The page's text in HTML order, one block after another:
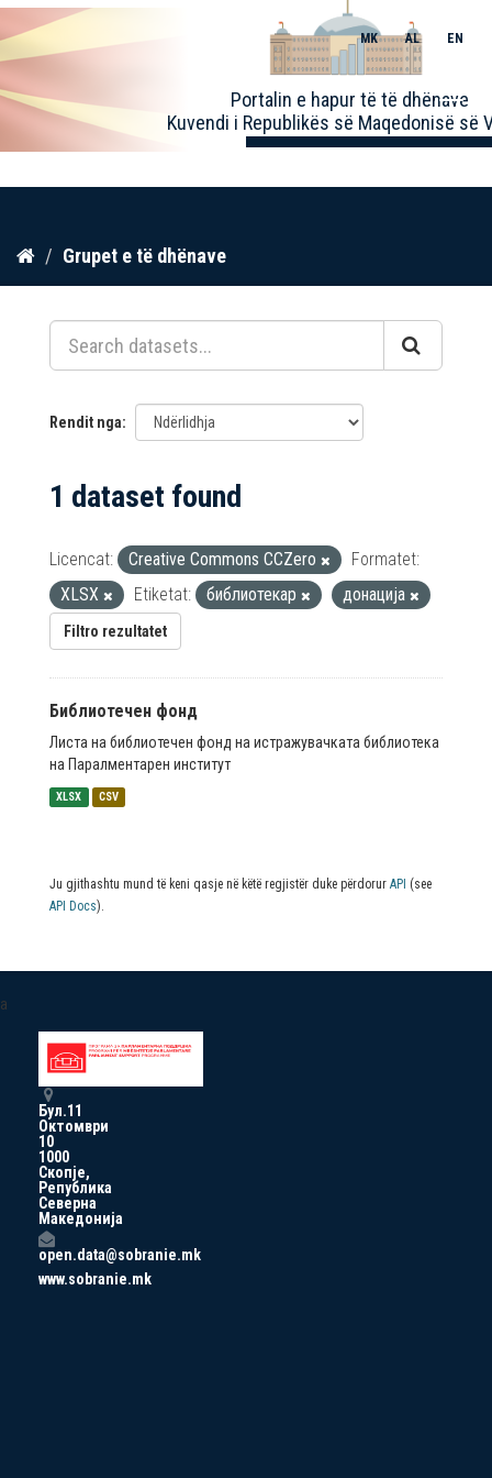
Kalo
përmbajtja
Portalin e hapur të të dhënave
Kuvendi i Republikës së Maqedonisë së
MK AL EN
Toggle
Grupet e të dhënave
Rendit nga
1 dataset found
Licencat: Creative Commons CCZero
Formatet:
XLSX
Etiketat: библиотекар донација
Filtro rezultatet
Библиотечен фонд
Листа на библиотечен фонд на истражувачката библиотека
на Паралментарен институт
XLSX CSV
Ju gjithashtu mund të keni qasje në këtë regjistër duke përdorur API (see
API Docs).
a
Бул.11
Октомври
10
1000
Скопје,
Република
Северна
Македонија
open.data@sobranie.mk
www.sobranie.mk